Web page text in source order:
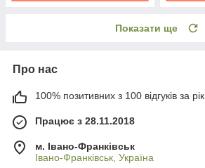
Показати ще
Про нас
100% позитивних з 100 відгуків за рік
Працює з 28.11.2018
м. Івано-Франківськ
Івано-Франківськ, Україна